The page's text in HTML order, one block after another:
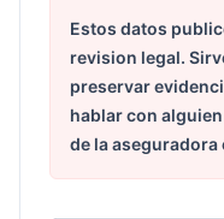
Estos datos
revision legal.
preservar
hablar con
de la aseguradora